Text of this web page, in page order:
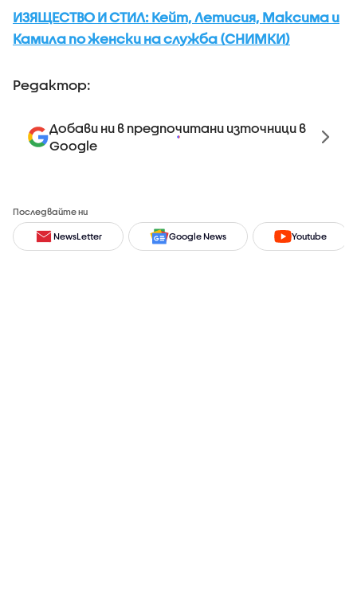
ИЗЯЩЕСТВО И СТИЛ: Кейт, Летисия, Максима и
Камила по женски на служба (СНИМКИ)
Редактор:
Добави ни в предпочитани източници в
Google
Последвайте ни
NewsLetter Google News Youtube